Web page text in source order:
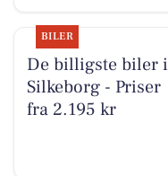
BILER
De billigste biler i
Silkeborg - Priser
fra 2.195 kr